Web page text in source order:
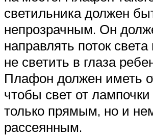
светильника должен
непрозрачным. Он
направлять поток света
не светить в глаза
Плафон должен иметь
чтобы свет от
только прямым, но и
рассеянным.